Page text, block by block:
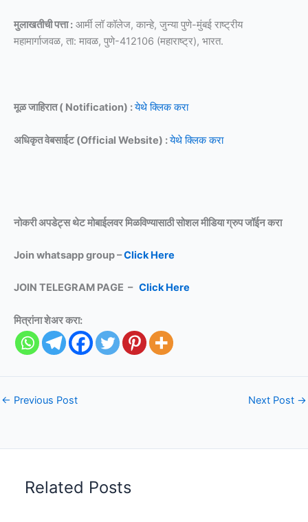
मुलाखतीची पत्ता : आर्मी लॉ कॉलेज, कान्हे, जुन्या पुणे-मुंबई राष्ट्रीय
महामार्गाजवळ, ता: मावळ, पुणे-412106 (महाराष्ट्र), भारत.
मूळ जाहिरात ( Notification) :येथे क्लिक करा
अधिकृत वेबसाईट (Official Website) :येथे क्लिक करा
नोकरी अपडेट्स थेट मोबाईलवर मिळविण्यासाठीसोशल मीडिया ग्रुप जॉईन करा
Join whatsapp group –Click Here
JOIN TELEGRAM PAGE – Click Here
मित्रांना शेअर करा:
← Previous Post Next Post →
Related Posts